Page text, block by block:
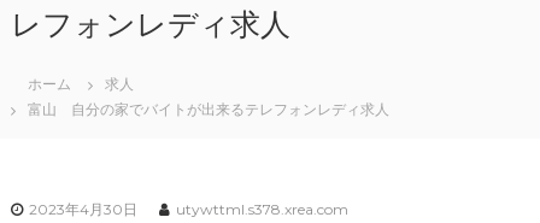
キ
ッレフォンレディ求人
ホーム
求人
富山 自分の家でバイトが出来るテレフォンレディ求人
2023年4月30日 utywttml.s378.xrea.com